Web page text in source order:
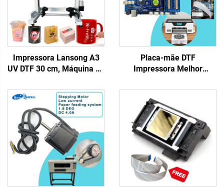
Impressora Lansong A3
UV DTF 30 cm, Máquina de
Transfer, Impressora de
Etiquetas Cristal, Tudo em
Um, Rolo a Rolo com
Laminador
Placa-mãe DTF
Impressora Melhor
Simples XP600 com
Cabeçote de Impressão
XP600 para Impressora
DTF UV de Leito Plano